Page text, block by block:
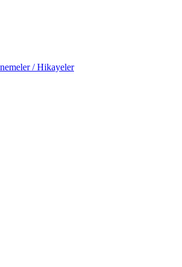
/ Hikayeler